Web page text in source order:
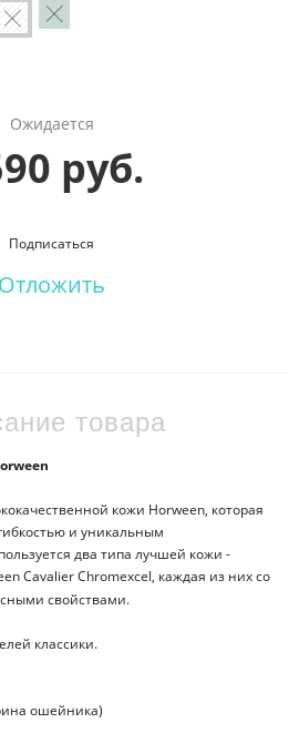
Ожидается
руб.
Подписаться
Отложить
товара
кожи Horween, которая
и уникальным
два типа лучшей кожи -
Cavalier Chromexcel, каждая из них со
свойствами.
классики.
ошейника)